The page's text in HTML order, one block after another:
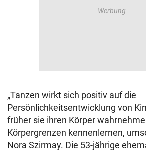
„Tanzen wirkt sich positiv auf die
Persönlichkeitsentwicklung von
früher sie ihren Körper
Körpergrenzen kennenlernen,
Nora Szirmay. Die 53-jährige